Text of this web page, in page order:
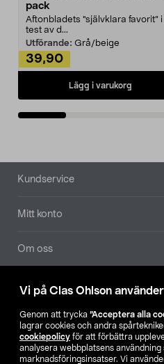
Vi på Clas Ohlson
Genom att trycka ”Acceptera alla
lagrar cookies och andra
cookiepolicy för att förbättra
analysera webbplatsens användning
marknadsföringsinsatser. Vi
pack
Aftonbladets "självklara favorit” i
test av d...
Utförande: Grå/beige
39,90
Lägg i varukorg
Sidfot
Kundservice
Mitt konto
Om oss
Aktuellt
Våra bolag